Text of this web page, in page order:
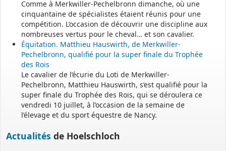
Comme à Merkwiller-Pechelbronn dimanche, où une
cinquantaine de spécialistes étaient réunis pour une
compétition. L’occasion de découvrir une discipline aux
nombreuses vertus pour le cheval… et son cavalier.
Équitation. Matthieu Hauswirth, de Merkwiller-
Pechelbronn, qualifié pour la super finale du Trophée
des Rois
Le cavalier de l’écurie du Loti de Merkwiller-
Pechelbronn, Matthieu Hauswirth, s’est qualifié pour la
super finale du Trophée des Rois, qui se déroulera ce
vendredi 10 juillet, à l’occasion de la semaine de
l’élevage et du sport équestre de Nancy.
Actualités de Hoelschloch